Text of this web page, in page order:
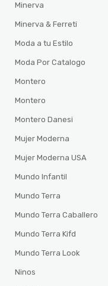
Minerva
Minerva & Ferreti
Moda a tu Estilo
Moda Por Catalogo
Montero
Montero
Montero Danesi
Mujer Moderna
Mujer Moderna USA
Mundo Infantil
Mundo Terra
Mundo Terra Caballero
Mundo Terra Kifd
Mundo Terra Look
Ninos